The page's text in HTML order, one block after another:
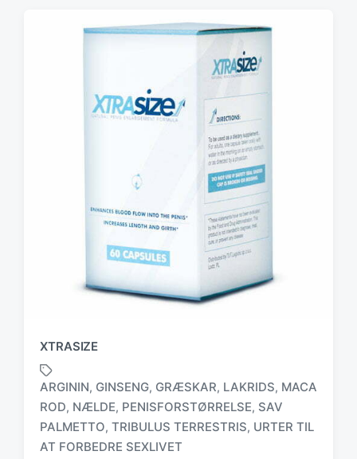
XTRASIZE
a
g
ARGININ, GINSENG, GRÆSKAR, LAKRIDS, MACA
ROD, NÆLDE, PENISFORSTØRRELSE, SAV
PALMETTO, TRIBULUS TERRESTRIS, URTER TIL
AT FORBEDRE SEXLIVET